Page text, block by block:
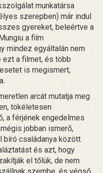
munkatársa
szerepben) már indul
gyereket, beleértve a
a film
mindez egyáltalán nem
ezt a filmet, és több
is megismert,
arcát mutatja meg
tökéletesen
a férjének engedelmes
jobban ismerő,
családanya között.
és azt, hogy
el tőlük, de nem